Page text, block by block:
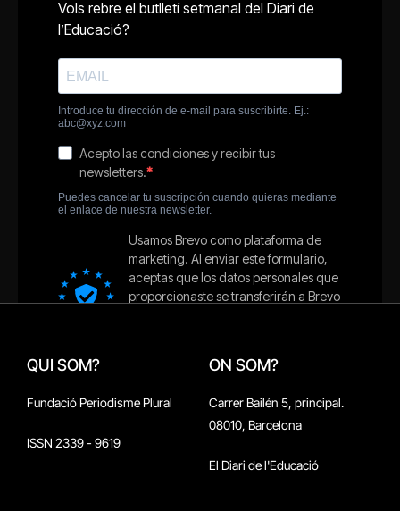
QUI SOM?
Fundació Periodisme Plural
ISSN 2339 - 9619
ON SOM?
Carrer Bailén 5, principal.
08010, Barcelona
El Diari de l'Educació